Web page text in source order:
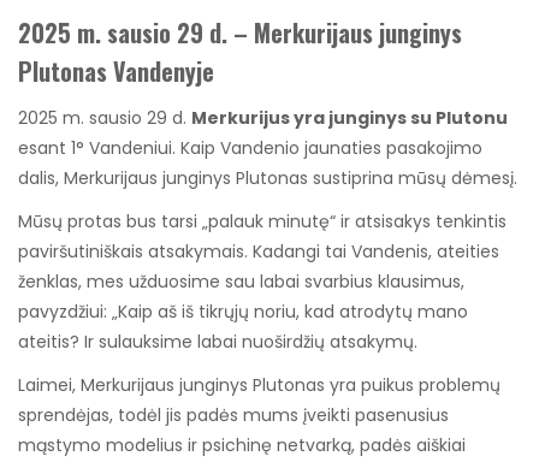
2025 m. sausio 29 d. – Merkurijaus junginys
Plutonas Vandenyje
2025 m. sausio 29 d. Merkurijus yra junginys su Plutonu
esant 1° Vandeniui. Kaip Vandenio jaunaties pasakojimo
dalis, Merkurijaus junginys Plutonas sustiprina mūsų dėmesį.
Mūsų protas bus tarsi „palauk minutę“ ir atsisakys tenkintis
paviršutiniškais atsakymais. Kadangi tai Vandenis, ateities
ženklas, mes užduosime sau labai svarbius klausimus,
pavyzdžiui: „Kaip aš iš tikrųjų noriu, kad atrodytų mano
ateitis? Ir sulauksime labai nuoširdžių atsakymų.
Laimei, Merkurijaus junginys Plutonas yra puikus problemų
sprendėjas, todėl jis padės mums įveikti pasenusius
mąstymo modelius ir psichinę netvarką, padės aiškiai